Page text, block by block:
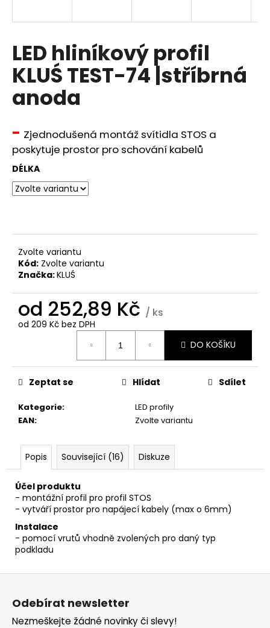
LED hliníkový profil
KLUŚ TEST-74 |stříbrná
anoda
- Zjednodušená montáž svítidla STOS a
poskytuje prostor pro schování kabelů
DÉLKA
Zvolte variantu
Kód: Zvolte variantu
Značka:KLUŚ
od 252,89 Kč / ks
od 209 Kč bez DPH
DO KOŠÍKU
Kategorie:
LED profily
EAN: Zvolte variantu
Zeptat se Hlídat Sdílet
Popis Související (16) Diskuze
Účel produktu
- montážní profil pro profil STOS
- vytváří prostor pro napájecí kabely (max o 6mm)
Instalace
- pomocí vrutů vhodně zvolených pro daný typ
podkladu
í
t
?
HLEDAT
D
o
u
č
j
e
m
Z
Odebírat newsletter
Nezmeškejte žádné novinky či slevy!